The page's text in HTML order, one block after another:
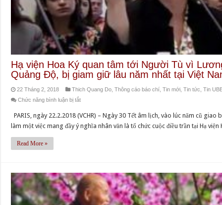
Hạ viện Hoa Ký quan tâm tới Người Tù vì
Quảng Độ, bị giam giữ lâu năm nhất tại Việt
22 Tháng 2, 2018 Thich Quang Do ,Thông cáo báo chí ,Tin mới ,Tin tức ,Tin
Chức năng bình luận bị tắtở
Hoa
tới
Người
Tù
PARIS, ngày 22.2.2018 (VCHR) – Ngày 30 Tết âm lịch, vào lúc năm cũ
làm một việc mang đầy ý nghĩa nhân văn là tổ chức cuộc điều trần tại Hạ
Read More »